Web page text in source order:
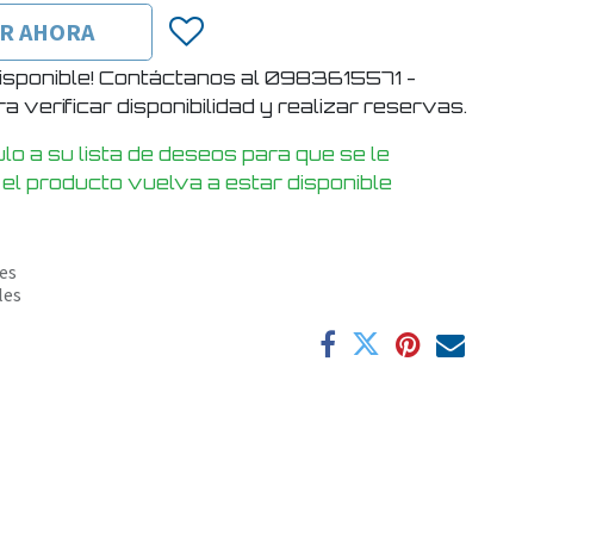
AHORA
Contáctanos al 0983615571 -
verificar disponibilidad y realizar reservas.
a su lista de deseos para que se le
producto vuelva a estar disponible